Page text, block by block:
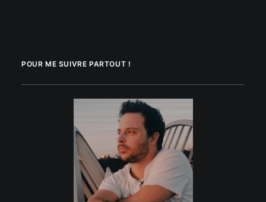
POUR ME SUIVRE PARTOUT !